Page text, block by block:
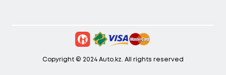
Copyright © 2024 Auto.kz. All rights reserved